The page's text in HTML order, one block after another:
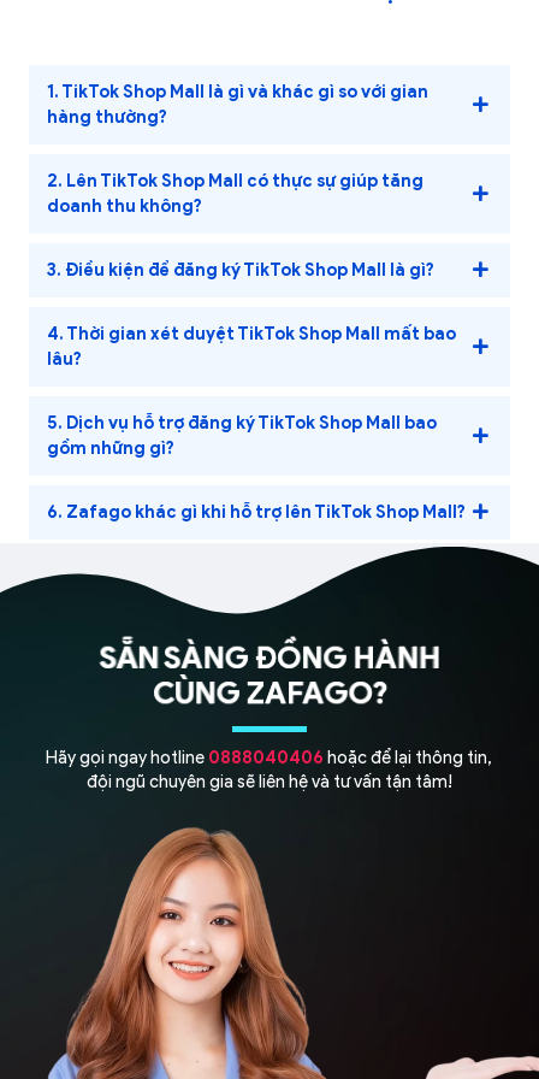
1. TikTok Shop Mall là gì và khác gì so với gian
hàng thường?
2. Lên TikTok Shop Mall có thực sự giúp tăng
doanh thu không?
3. Điều kiện để đăng ký TikTok Shop Mall là gì?
4. Thời gian xét duyệt TikTok Shop Mall mất bao
lâu?
5. Dịch vụ hỗ trợ đăng ký TikTok Shop Mall bao
gồm những gì?
6. Zafago khác gì khi hỗ trợ lên TikTok Shop Mall?
SẴN SÀNG ĐỒNG HÀNH
CÙNG ZAFAGO?
SẴN SÀNG ĐỒNG HÀNH
CÙNG ZAFAGO?
SẴN SÀNG ĐỒNG HÀNH
CÙNG ZAFAGO?
SẴN SÀNG ĐỒNG HÀNH
CÙNG ZAFAGO?
SẴN SÀNG ĐỒNG HÀNH
CÙNG ZAFAGO?
Hãy gọi ngay hotline 0888040406 hoặc để lại thông tin,
đội ngũ chuyên gia sẽ liên hệ và tư vấn tận tâm!